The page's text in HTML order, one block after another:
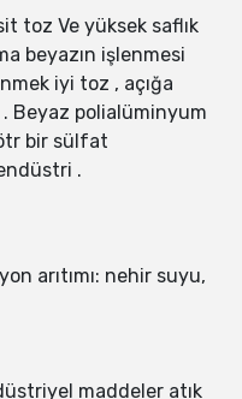
toz Ve yüksek saflık
beyazın işlenmesi
iyi toz , açığa
. Beyaz polialüminyum
bir sülfat
.
arıtımı: nehir suyu,
maddeler atık